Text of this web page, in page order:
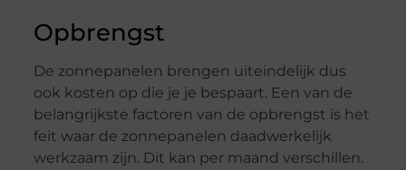
Opbrengst
De zonnepanelen brengen uiteindelijk dus
ook kosten op die je je bespaart. Een van de
belangrijkste factoren van de opbrengst is het
feit waar de zonnepanelen daadwerkelijk
werkzaam zijn. Dit kan per maand verschillen.